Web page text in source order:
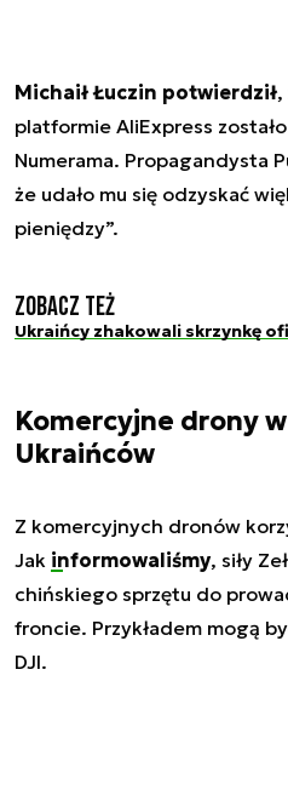
Michaił Łuczin potwierdził,
platformie AliExpress
Numerama. Propagandysta
że udało mu się odzyskać
pieniędzy”.
Zobacz też
Ukraińcy zhakowali skrzynkę
Komercyjne drony
Ukraińców
Z komercyjnych dronów
Jak informowaliśmy, siły
chińskiego sprzętu do
froncie. Przykładem mogą
DJI.